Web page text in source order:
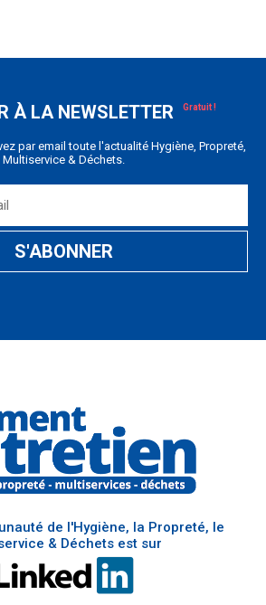
À LA NEWSLETTER
par email toute l'actualité Hygiène, Propreté,
Multiservice & Déchets.
de l'Hygiène, la Propreté, le
& Déchets est sur